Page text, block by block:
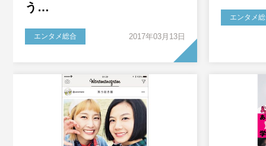
う…
エンタメ総合 2017年03月13日
エンタメ